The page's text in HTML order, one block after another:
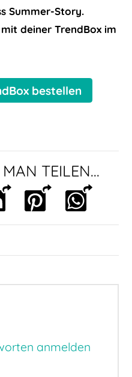
Summer-Story.
deiner TrendBox im
bestellen
TEILEN...
anmelden